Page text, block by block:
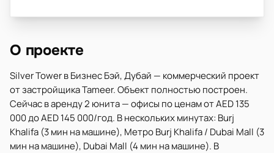
О проекте
Silver Tower в Бизнес Бэй, Дубай — коммерческий проект
от застройщика Tameer. Объект полностью построен.
Сейчас в аренду 2 юнита — офисы по ценам от AED 135
000 до AED 145 000/год. В нескольких минутах: Burj
Khalifa (3 мин на машине), Метро Burj Khalifa / Dubai Mall (3
мин на машине), Dubai Mall (4 мин на машине). В